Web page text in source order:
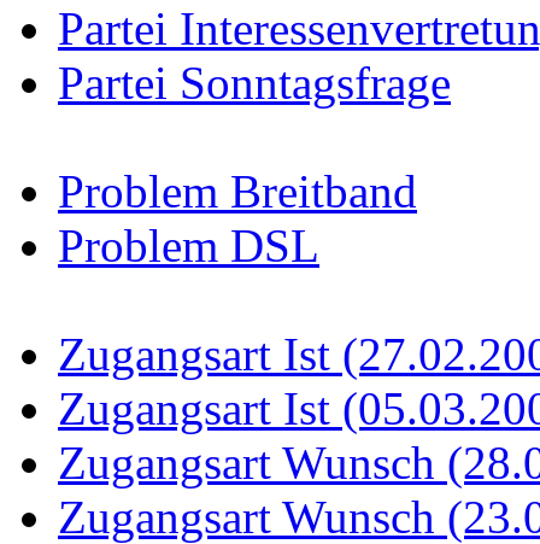
Partei
Partei Sonntagsfrage
Problem Breitband
Problem DSL
Zugangsart Ist
Zugangsart Ist
Zugangsart Wunsch
Zugangsart Wunsch